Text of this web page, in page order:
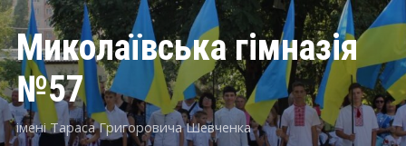
Миколаївська гімназія
№57
імені Тараса Григоровича Шевченка